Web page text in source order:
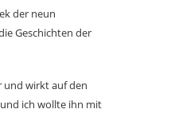
der neun
Geschichten der
und wirkt auf den
ich wollte ihn mit